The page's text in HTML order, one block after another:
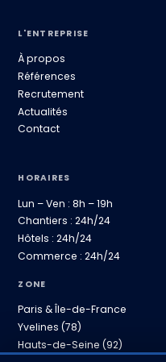
L'ENTREPRISE
À propos
Références
Recrutement
Actualités
Contact
HORAIRES
Lun – Ven : 8h – 19h
Chantiers : 24h/24
Hôtels : 24h/24
Commerce : 24h/24
ZONE
Paris & Île-de-France
Yvelines (78)
Hauts-de-Seine (92)